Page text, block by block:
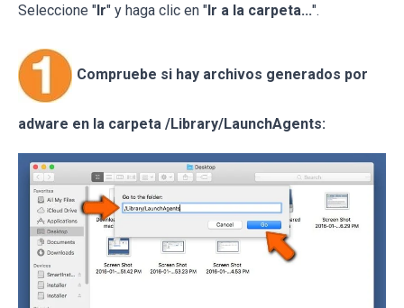
Seleccione "Ir" y haga clic en "Ir a la carpeta...".
Compruebe si hay archivos generados por
adware en la carpeta /Library/LaunchAgents: